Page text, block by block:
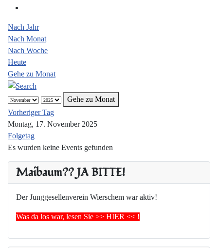
Maibaum?? JA BITTE!
Der Junggesellenverein Wierschem war aktiv!
Was da los war, lesen Sie >> HIER << !
Nach Jahr
Nach Monat
Nach Woche
Heute
Gehe zu Monat
Gehe zu Monat
Vorheriger Tag
Montag, 17. November 2025
Folgetag
Es wurden keine Events gefunden